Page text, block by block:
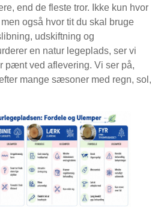
end de fleste tror. Ikke kun hvor
også hvor tit du skal bruge
udskiftning og
en natur legeplads, ser vi
pænt ved aflevering. Vi ser på,
mange sæsoner med regn, sol,